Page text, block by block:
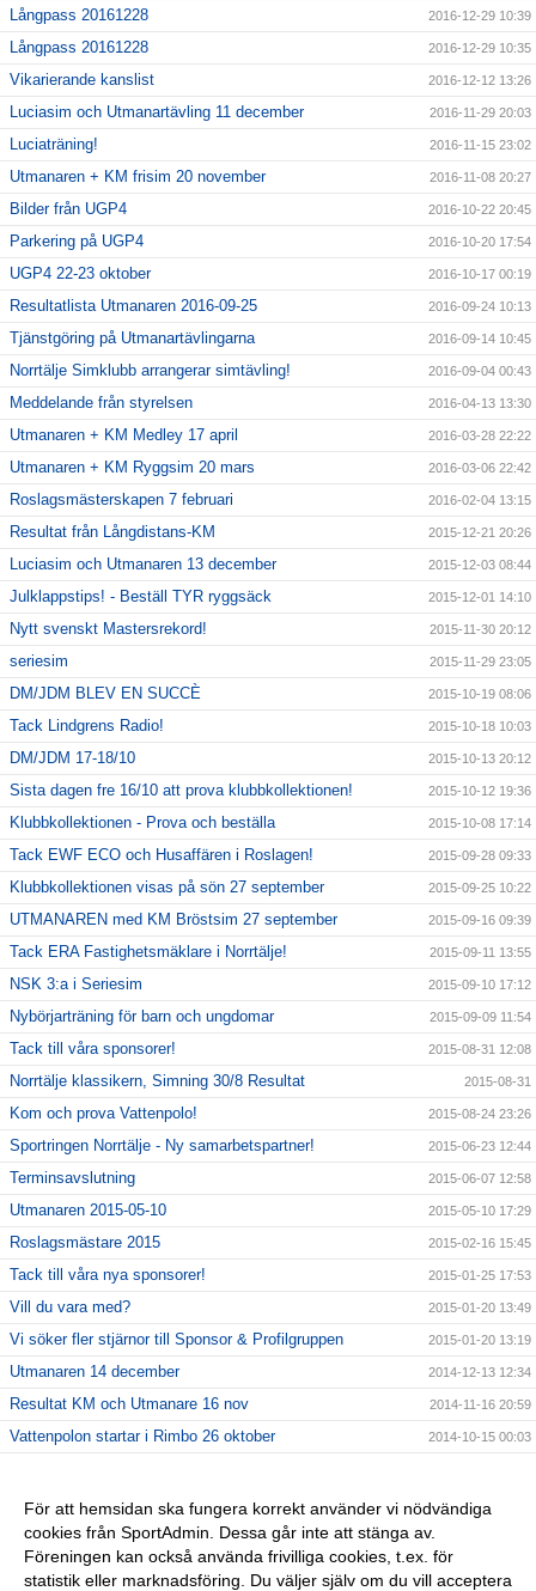
Långpass 20161228 2016-12-29 10:39
Långpass 20161228 2016-12-29 10:35
Vikarierande kanslist 2016-12-12 13:26
Luciasim och Utmanartävling 11 december 2016-11-29 20:03
Luciaträning! 2016-11-15 23:02
Utmanaren + KM frisim 20 november 2016-11-08 20:27
Bilder från UGP4 2016-10-22 20:45
Parkering på UGP4 2016-10-20 17:54
UGP4 22-23 oktober 2016-10-17 00:19
Resultatlista Utmanaren 2016-09-25 2016-09-24 10:13
Tjänstgöring på Utmanartävlingarna 2016-09-14 10:45
Norrtälje Simklubb arrangerar simtävling! 2016-09-04 00:43
Meddelande från styrelsen 2016-04-13 13:30
Utmanaren + KM Medley 17 april 2016-03-28 22:22
Utmanaren + KM Ryggsim 20 mars 2016-03-06 22:42
Roslagsmästerskapen 7 februari 2016-02-04 13:15
Resultat från Långdistans-KM 2015-12-21 20:26
Luciasim och Utmanaren 13 december 2015-12-03 08:44
Julklappstips! - Beställ TYR ryggsäck 2015-12-01 14:10
Nytt svenskt Mastersrekord! 2015-11-30 20:12
seriesim 2015-11-29 23:05
DM/JDM BLEV EN SUCCÈ 2015-10-19 08:06
Tack Lindgrens Radio! 2015-10-18 10:03
DM/JDM 17-18/10 2015-10-13 20:12
Sista dagen fre 16/10 att prova klubbkollektionen! 2015-10-12 19:36
Klubbkollektionen - Prova och beställa 2015-10-08 17:14
Tack EWF ECO och Husaffären i Roslagen! 2015-09-28 09:33
Klubbkollektionen visas på sön 27 september 2015-09-25 10:22
UTMANAREN med KM Bröstsim 27 september 2015-09-16 09:39
Tack ERA Fastighetsmäklare i Norrtälje! 2015-09-11 13:55
NSK 3:a i Seriesim 2015-09-10 17:12
Nybörjarträning för barn och ungdomar 2015-09-09 11:54
Tack till våra sponsorer! 2015-08-31 12:08
Norrtälje klassikern, Simning 30/8 Resultat 2015-08-31
Kom och prova Vattenpolo! 2015-08-24 23:26
Sportringen Norrtälje - Ny samarbetspartner! 2015-06-23 12:44
Terminsavslutning 2015-06-07 12:58
Utmanaren 2015-05-10 2015-05-10 17:29
Roslagsmästare 2015 2015-02-16 15:45
Tack till våra nya sponsorer! 2015-01-25 17:53
Vill du vara med? 2015-01-20 13:49
Vi söker fler stjärnor till Sponsor & Profilgruppen 2015-01-20 13:19
Utmanaren 14 december 2014-12-13 12:34
Resultat KM och Utmanare 16 nov 2014-11-16 20:59
Vattenpolon startar i Rimbo 26 oktober 2014-10-15 00:03
Nybörjarträning i Norrtälje! 2014-09-11 13:09
Vi startar Vattenpolo i höst i form av Poolkampen. 2014-09-11 13:08
Vuxencrawl i Rimbo! 2014-09-11 13:00
För att hemsidan ska fungera korrekt använder vi nödvändiga
cookies från SportAdmin. Dessa går inte att stänga av.
Föreningen kan också använda frivilliga cookies, t.ex. för
statistik eller marknadsföring. Du väljer själv om du vill acceptera